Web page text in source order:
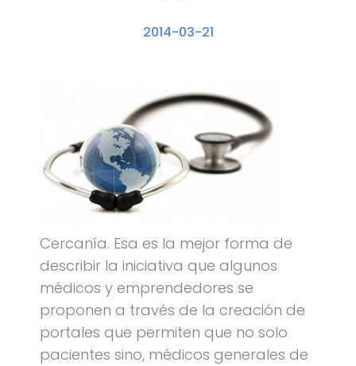
2014-03-21
Cercanía. Esa es la mejor forma de
describir la iniciativa que algunos
médicos y emprendedores se
proponen a través de la creación de
portales que permiten que no solo
pacientes sino, médicos generales de